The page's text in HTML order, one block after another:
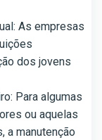
As empresas
dos jovens
Para algumas
ou aquelas
a manutenção